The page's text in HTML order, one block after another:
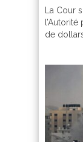
La Cour
de